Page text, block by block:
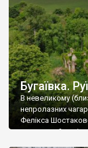
Бугаївка.
В невеликому
непролазних
Фелікса
радянський